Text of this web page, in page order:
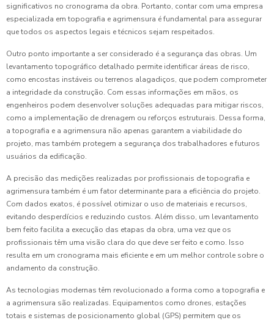
significativos no cronograma da obra. Portanto, contar com uma empresa
especializada em topografia e agrimensura é fundamental para assegurar
que todos os aspectos legais e técnicos sejam respeitados.
Outro ponto importante a ser considerado é a segurança das obras. Um
levantamento topográfico detalhado permite identificar áreas de risco,
como encostas instáveis ou terrenos alagadiços, que podem comprometer
a integridade da construção. Com essas informações em mãos, os
engenheiros podem desenvolver soluções adequadas para mitigar riscos,
como a implementação de drenagem ou reforços estruturais. Dessa forma,
a topografia e a agrimensura não apenas garantem a viabilidade do
projeto, mas também protegem a segurança dos trabalhadores e futuros
usuários da edificação.
A precisão das medições realizadas por profissionais de topografia e
agrimensura também é um fator determinante para a eficiência do projeto.
Com dados exatos, é possível otimizar o uso de materiais e recursos,
evitando desperdícios e reduzindo custos. Além disso, um levantamento
bem feito facilita a execução das etapas da obra, uma vez que os
profissionais têm uma visão clara do que deve ser feito e como. Isso
resulta em um cronograma mais eficiente e em um melhor controle sobre o
andamento da construção.
As tecnologias modernas têm revolucionado a forma como a topografia e
a agrimensura são realizadas. Equipamentos como drones, estações
totais e sistemas de posicionamento global (GPS) permitem que os